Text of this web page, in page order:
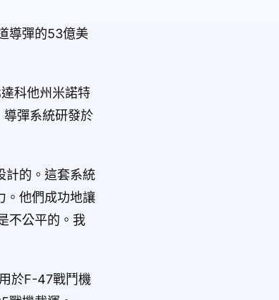
導彈的53億美
科他州米諾特
彈系統研發於
計的。這套系統
。他們成功地讓
不公平的。我
於F-47戰鬥機